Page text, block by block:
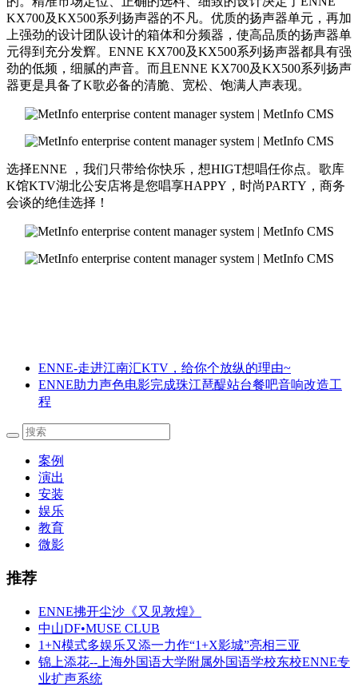
KX700及KX500系列扬声器的不凡。优质的扬声器单元，再加
上强劲的设计团队设计的箱体和分频器，使高品质的扬声器单
元得到充分发辉。ENNE KX700及KX500系列扬声器都具有强
劲的低频，细腻的声音。而且ENNE KX700及KX500系列扬声
器更是具备了K歌必备的清脆、宽松、饱满人声表现。
选择ENNE ，我们只带给你快乐，想HIGT想唱任你点。歌库
K馆KTV湖北公安店将是您唱享HAPPY，时尚PARTY，商务
会谈的绝佳选择！
ENNE-走进江南汇KTV，给你个放纵的理由~
ENNE助力声色电影完成珠江琶醍站台餐吧音响改造工
程
案例
演出
安装
娱乐
教育
微影
推荐
ENNE拂开尘沙《又见敦煌》
中山DF•MUSE CLUB
1+N模式多娱乐又添一力作“1+X影城”亮相三亚
锦上添花--上海外国语大学附属外国语学校东校ENNE专
业扩声系统